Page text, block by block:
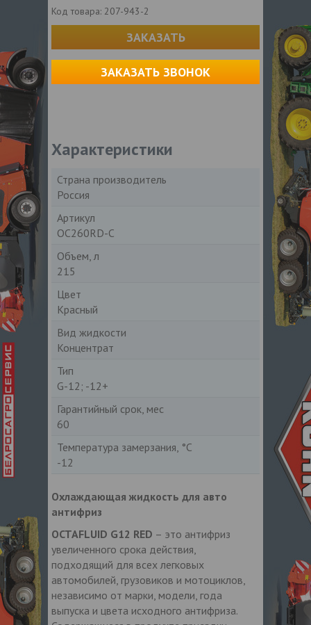
Код товара: 207-943-2
ЗАКАЗАТЬ
ЗАКАЗАТЬ ЗВОНОК
Характеристики
Страна производитель
Россия
Артикул
OC260RD-C
Объем, л
215
Цвет
Красный
Вид жидкости
Концентрат
Тип
G-12; -12+
Гарантийный срок, мес
60
Температура замерзания, °С
-12
Охлаждающая жидкость для авто
антифриз
OCTAFLUID G12 RED – это антифриз
увеличенного срока действия,
подходящий для всех легковых
автомобилей, грузовиков и мотоциклов,
независимо от марки, модели, года
выпуска и цвета исходного антифриза.